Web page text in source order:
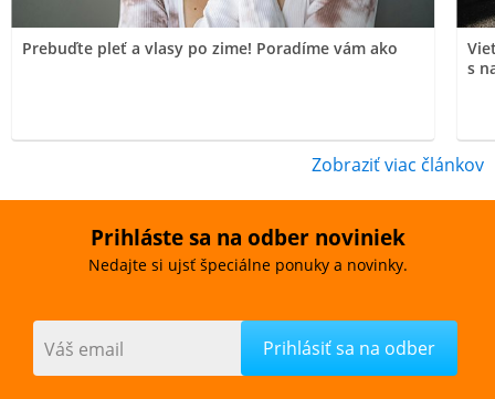
Prebuďte pleť a vlasy po zime! Poradíme vám ako
s
Zobraziť viac článkov
Prihláste sa na odber noviniek
Nedajte si ujsť špeciálne ponuky a novinky.
Váš email